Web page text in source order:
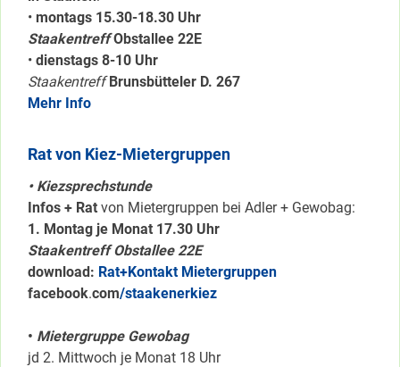
• montags 15.30-18.30 Uhr
Staakentreff Obstallee 22E
• dienstags 8-10 Uhr
Staakentreff Brunsbütteler D. 267
Mehr Info
Rat von Kiez-Mietergruppen
• Kiezsprechstunde
Infos + Rat von Mietergruppen bei Adler + Gewobag:
1. Montag je Monat 17.30 Uhr
Staakentreff Obstallee 22E
download: Rat+Kontakt Mietergruppen
facebook.com/staakenerkiez
• Mietergruppe Gewobag
jd 2. Mittwoch je Monat 18 Uhr